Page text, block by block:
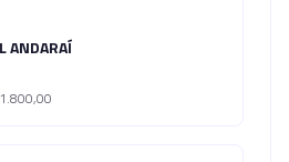
ANDARAÍ